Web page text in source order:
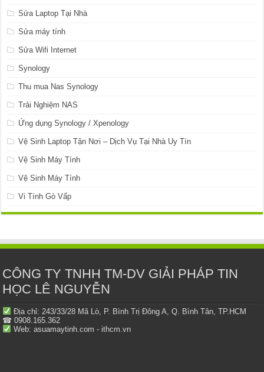
Sửa Laptop Tại Nhà
Sửa máy tính
Sửa Wifi Internet
Synology
Thu mua Nas Synology
Trải Nghiệm NAS
Ứng dụng Synology / Xpenology
Vệ Sinh Laptop Tận Nơi – Dịch Vụ Tại Nhà Uy Tín
Vệ Sinh Máy Tính
Vệ Sinh Máy Tính
Vi Tính Gò Vấp
CÔNG TY TNHH TM-DV GIẢI PHÁP TIN
HỌC LÊ NGUYỄN
Địa chỉ: 243/33/28 Mã Lò, P. Bình Trị Đông A, Q. Bình Tân, TP.HCM
☎ 0908.165.362
Web: asuamaytinh.com - ithcm.vn